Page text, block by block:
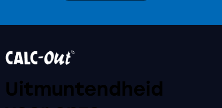
Uitmuntendheid